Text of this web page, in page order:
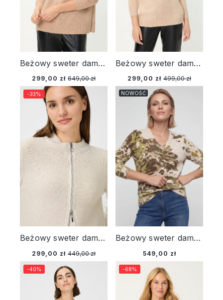
Beżowy sweter damski Henny z wełną merino ze stójką – Urban Wild
299,00 zł 649,00 zł
Beżowy sweter damski Henny z wiskozą zapinany na suwak – Urban Wild
299,00 zł 499,00 zł
Beżowy sweter damski Henny zapinany na suwak - New Passion
299,00 zł 449,00 zł
-33%
Beżowy sweter damski Henny ze wzorem - Modern Balance
549,00 zł
NOWOŚĆ
-40% -68%